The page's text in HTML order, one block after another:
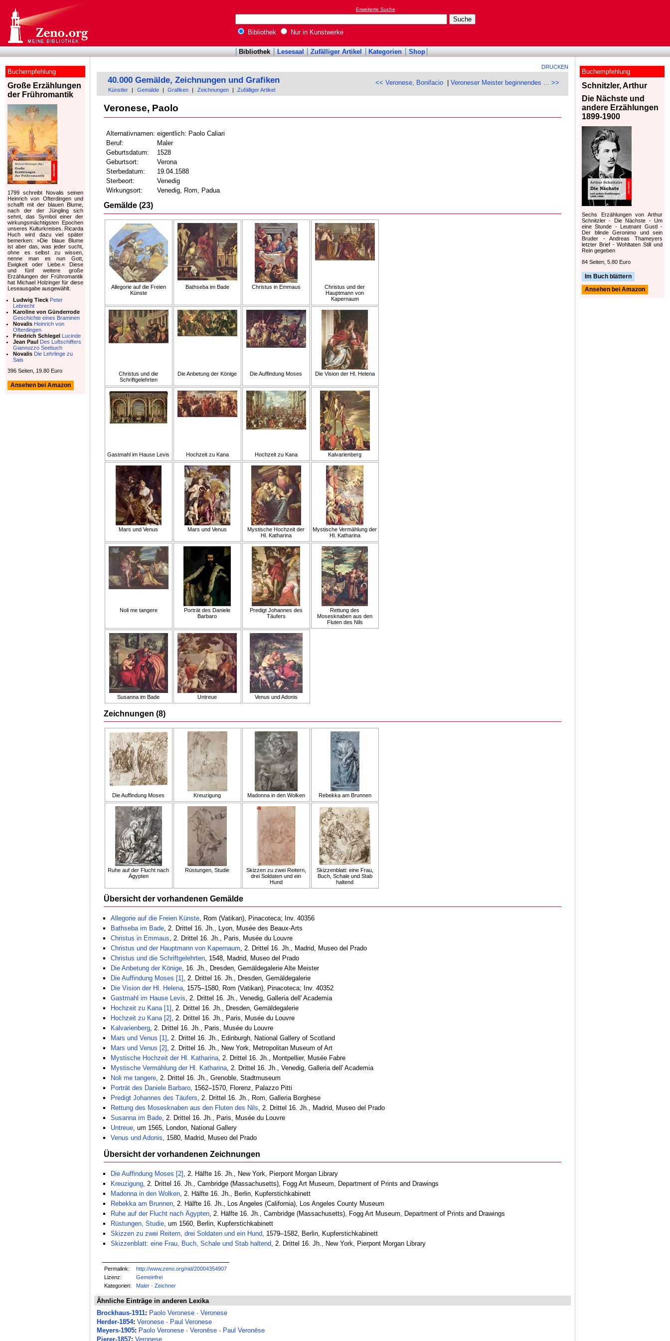
Erweiterte Suche
Bibliothek Nur in Kunstwerke
Bibliothek Lesesaal Zufälliger Artikel Kategorien Shop
DRUCKEN
<< Veronese, Bonifacio |Veroneser Meister beginnendes ... >>
40.000 Gemälde, Zeichnungen und Grafiken
Künstler Gemälde Grafiken Zeichnungen Zufälliger Artikel
Veronese, Paolo
Alternativnamen: eigentlich: Paolo Caliari
Beruf:
Maler
Geburtsdatum:
1528
Geburtsort:
Verona
Sterbedatum:
19.04.1588
Sterbeort:
Venedig
Wirkungsort:
Venedig, Rom, Padua
Gemälde (23)
Allegorie auf die Freien
Künste
Bathseba im Bade Christus in Emmaus
Christus und der
Hauptmann von
Kapernaum
Christus und die
Schriftgelehrten
Die Anbetung der Könige Die Auffindung Moses Die Vision der Hl. Helena
Gastmahl im Hause Levis Hochzeit zu Kana Hochzeit zu Kana Kalvarienberg
Mars und Venus Mars und Venus
Mystische Hochzeit der
Hl. Katharina
Mystische Vermählung der
Hl. Katharina
Noli me tangere
Porträt des Daniele
Barbaro
Predigt Johannes des
Täufers
Rettung des
Mosesknaben aus den
Fluten des Nils
Susanna im Bade Untreue Venus und Adonis
Zeichnungen (8)
Die Auffindung Moses Kreuzigung Madonna in den Wolken Rebekka am Brunnen
Ruhe auf der Flucht nach
Ägypten
Rüstungen, Studie
Skizzen zu zwei Reitern,
drei Soldaten und ein
Hund
Skizzenblatt: eine Frau,
Buch, Schale und Stab
haltend
Übersicht der vorhandenen Gemälde
Allegorie auf die Freien Künste, Rom (Vatikan), Pinacoteca; Inv. 40356
Bathseba im Bade, 2. Drittel 16. Jh., Lyon, Musée des Beaux-Arts
Christus in Emmaus, 2. Drittel 16. Jh., Paris, Musée du Louvre
Christus und der Hauptmann von Kapernaum, 2. Drittel 16. Jh., Madrid, Museo del Prado
Christus und die Schriftgelehrten, 1548, Madrid, Museo del Prado
Die Anbetung der Könige, 16. Jh., Dresden, Gemäldegalerie Alte Meister
Die Auffindung Moses [1] , 2. Drittel 16. Jh., Dresden, Gemäldegalerie
Die Vision der Hl. Helena, 1575–1580, Rom (Vatikan), Pinacoteca; Inv. 40352
Gastmahl im Hause Levis, 2. Drittel 16. Jh., Venedig, Galleria dell' Academia
Hochzeit zu Kana [1] , 2. Drittel 16. Jh., Dresden, Gemäldegalerie
Hochzeit zu Kana [2] , 2. Drittel 16. Jh., Paris, Musée du Louvre
Kalvarienberg, 2. Drittel 16. Jh., Paris, Musée du Louvre
Mars und Venus [1] , 2. Drittel 16. Jh., Edinburgh, National Gallery of Scotland
Mars und Venus [2] , 2. Drittel 16. Jh., New York, Metropolitan Museum of Art
Mystische Hochzeit der Hl. Katharina, 2. Drittel 16. Jh., Montpellier, Musée Fabre
Mystische Vermählung der Hl. Katharina, 2. Drittel 16. Jh., Venedig, Galleria dell' Academia
Noli me tangere, 2. Drittel 16. Jh., Grenoble, Stadtmuseum
Porträt des Daniele Barbaro, 1562–1570, Florenz, Palazzo Pitti
Predigt Johannes des Täufers, 2. Drittel 16. Jh., Rom, Galleria Borghese
Rettung des Mosesknaben aus den Fluten des Nils, 2. Drittel 16. Jh., Madrid, Museo del Prado
Susanna im Bade, 2. Drittel 16. Jh., Paris, Musée du Louvre
Untreue, um 1565, London, National Gallery
Venus und Adonis, 1580, Madrid, Museo del Prado
Übersicht der vorhandenen Zeichnungen
Die Auffindung Moses [2] , 2. Hälfte 16. Jh., New York, Pierpont Morgan Library
Kreuzigung, 2. Drittel 16. Jh., Cambridge (Massachusetts), Fogg Art Museum, Department of Prints and Drawings
Madonna in den Wolken, 2. Hälfte 16. Jh., Berlin, Kupferstichkabinett
Rebekka am Brunnen, 2. Hälfte 16. Jh., Los Angeles (California), Los Angeles County Museum
Ruhe auf der Flucht nach Ägypten, 2. Hälfte 16. Jh., Cambridge (Massachusetts), Fogg Art Museum, Department of Prints and Drawings
Rüstungen, Studie, um 1560, Berlin, Kupferstichkabinett
Skizzen zu zwei Reitern, drei Soldaten und ein Hund, 1579–1582, Berlin, Kupferstichkabinett
Skizzenblatt: eine Frau, Buch, Schale und Stab haltend, 2. Drittel 16. Jh., New York, Pierpont Morgan Library
Permalink:
http://www.zeno.org/nid/20004354907
Lizenz:
Gemeinfrei
Kategorien:
Maler ·Zeichner
Ähnliche Einträge in anderen Lexika
Brockhaus-1911: Paolo Veronese ·Veronese
Herder-1854: Veronese · Paul Veronese
Meyers-1905: Paolo Veronese ·Veronēse · Paul Veronēse
Pierer-1857: Veronese
Buchempfehlung
Schnitzler, Arthur
Die Nächste und
andere Erzählungen
1899-1900
Sechs Erzählungen von Arthur
Schnitzler - Die Nächste - Um
eine Stunde - Leutnant Gustl -
Der blinde Geronimo und sein
Bruder - Andreas Thameyers
letzter Brief - Wohltaten Still und
Rein gegeben
84 Seiten, 5.80 Euro
Im Buch blättern
Ansehen bei Amazon
Buchempfehlung
Große Erzählungen
der Frühromantik
1799 schreibt Novalis seinen
Heinrich von Ofterdingen und
schafft mit der blauen Blume,
nach der der Jüngling sich
sehnt, das Symbol einer der
wirkungsmächtigsten Epochen
unseres Kulturkreises. Ricarda
Huch wird dazu viel später
bemerken: »Die blaue Blume
ist aber das, was jeder sucht,
ohne es selbst zu wissen,
nenne man es nun Gott,
Ewigkeit oder Liebe.« Diese
und fünf weitere große
Erzählungen der Frühromantik
hat Michael Holzinger für diese
Leseausgabe ausgewählt.
Ludwig Tieck Peter
Lebrecht
Karoline von Günderrode
Geschichte eines Braminen
Novalis Heinrich von
Ofterdingen
Friedrich Schlegel Lucinde
Jean Paul Des Luftschiffers
Giannozzo Seebuch
Novalis Die Lehrlinge zu
Sais
396 Seiten, 19.80 Euro
Ansehen bei Amazon